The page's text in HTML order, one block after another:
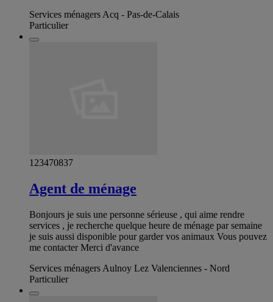
Services ménagers Acq - Pas-de-Calais
Particulier
123470837
Agent de ménage
Bonjours je suis une personne sérieuse , qui aime rendre
services , je recherche quelque heure de ménage par semaine
je suis aussi disponible pour garder vos animaux Vous pouvez
me contacter Merci d'avance
Services ménagers Aulnoy Lez Valenciennes - Nord
Particulier